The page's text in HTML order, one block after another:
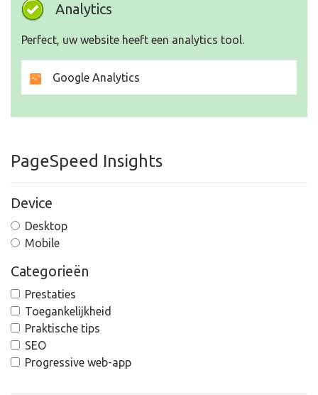
Analytics
Perfect, uw website heeft een analytics tool.
Google Analytics
PageSpeed Insights
Device
Desktop
Mobile
Categorieën
Prestaties
Toegankelijkheid
Praktische tips
SEO
Progressive web-app